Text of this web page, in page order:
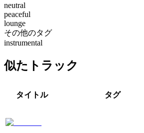
neutral
peaceful
lounge
その他のタグ
instrumental
似たトラック
タイトル タグ